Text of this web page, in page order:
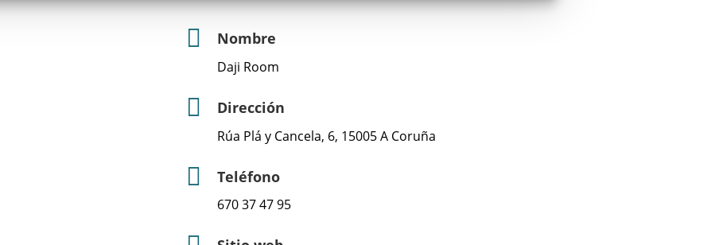
Nombre
Daji Room
Dirección
Rúa Plá y Cancela, 6, 15005 A Coruña
Teléfono
670 37 47 95